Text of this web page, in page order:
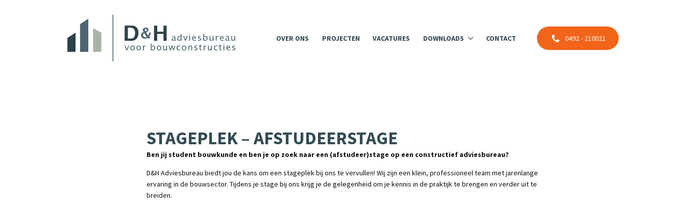
OVER ONS PROJECTEN VACATURES DOWNLOADS CONTACT 0492 - 210021
STAGEPLEK – AFSTUDEERSTAGE
Ben jij student bouwkunde en ben je op zoek naar een (afstudeer)stage op een constructief adviesbureau?
D&H Adviesbureau biedt jou de kans om een stageplek bij ons te vervullen! Wij zijn een klein, professioneel team met jarenlange
ervaring in de bouwsector. Tijdens je stage bij ons krijg je de gelegenheid om je kennis in de praktijk te brengen en verder uit te
breiden.